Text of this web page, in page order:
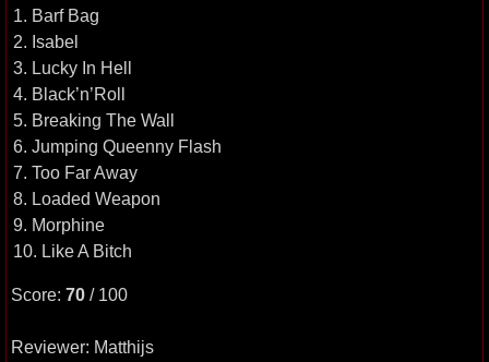
1. Barf Bag
2. Isabel
3. Lucky In Hell
4. Black’n’Roll
5. Breaking The Wall
6. Jumping Queenny Flash
7. Too Far Away
8. Loaded Weapon
9. Morphine
10. Like A Bitch
Score: 70 / 100
Reviewer: Matthijs